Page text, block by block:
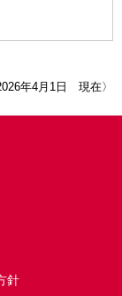
年4月1日 現在〉
針